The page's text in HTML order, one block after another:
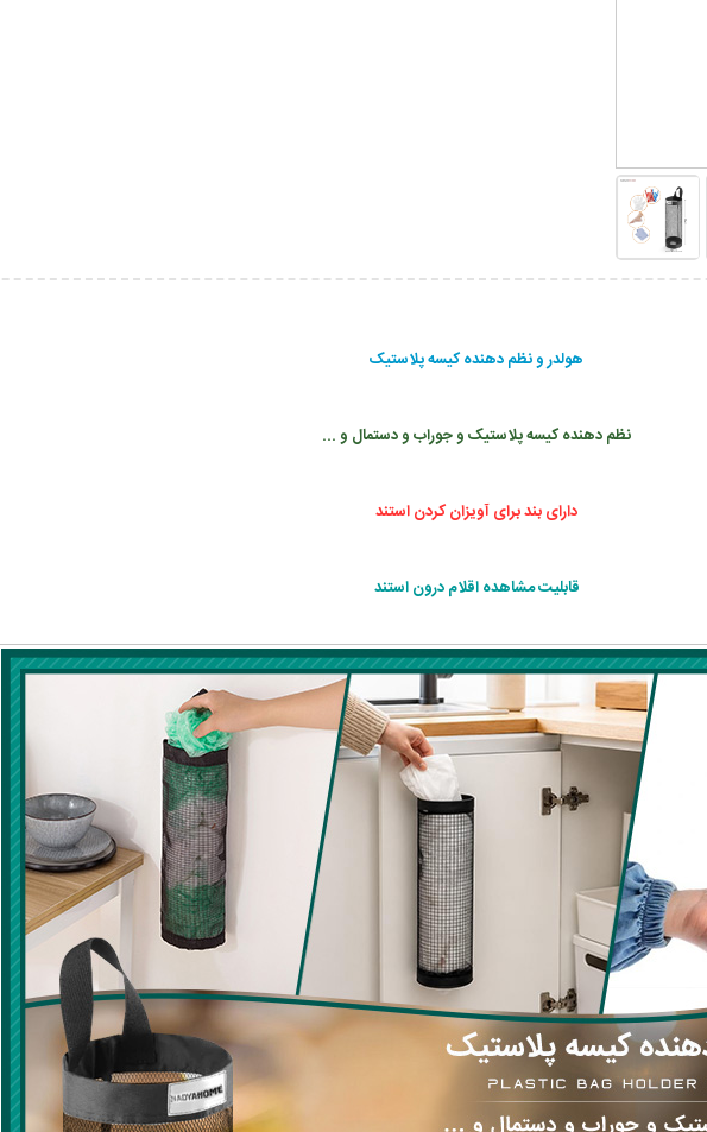
هولدر و نظم دهنده کیسه پلاستیک
نظم دهنده کیسه پلاستیک و جوراب و دستمال و ...
دارای بند برای آویزان کردن استند
قابلیت مشاهده اقلام درون استند